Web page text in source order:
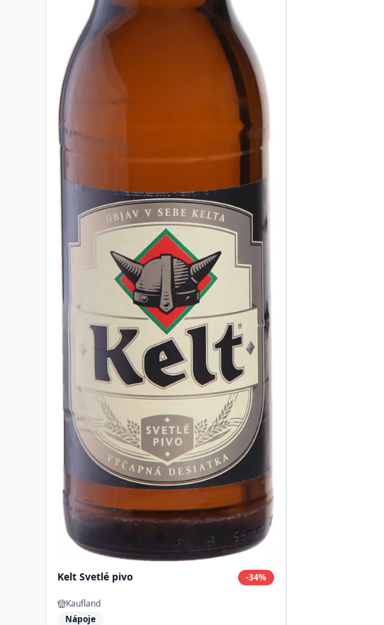
Kelt Svetlé pivo -34%
Kaufland
Nápoje